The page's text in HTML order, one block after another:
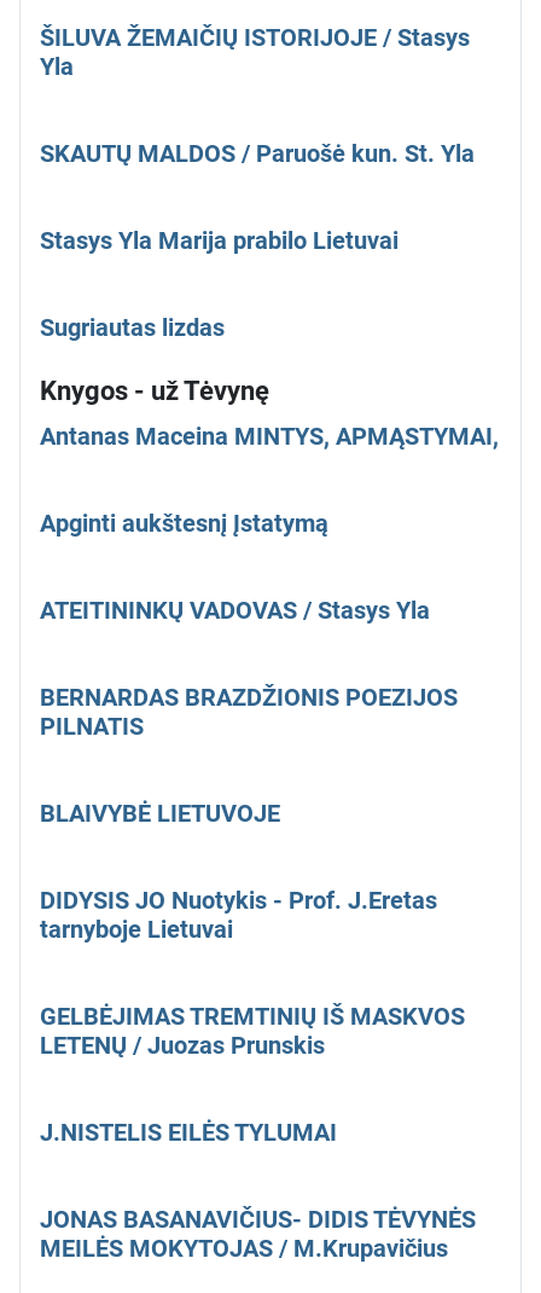
ŠILUVA ŽEMAIČIŲ ISTORIJOJE / Stasys
Yla
SKAUTŲ MALDOS / Paruošė kun. St. Yla
Stasys Yla Marija prabilo Lietuvai
Sugriautas lizdas
Knygos - už Tėvynę
Antanas Maceina MINTYS, APMĄSTYMAI,
Apginti aukštesnį Įstatymą
ATEITININKŲ VADOVAS / Stasys Yla
BERNARDAS BRAZDŽIONIS POEZIJOS
PILNATIS
BLAIVYBĖ LIETUVOJE
DIDYSIS JO Nuotykis - Prof. J.Eretas
tarnyboje Lietuvai
GELBĖJIMAS TREMTINIŲ IŠ MASKVOS
LETENŲ / Juozas Prunskis
J.NISTELIS EILĖS TYLUMAI
JONAS BASANAVIČIUS- DIDIS TĖVYNĖS
MEILĖS MOKYTOJAS / M.Krupavičius